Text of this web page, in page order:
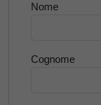
Nome
Cognome